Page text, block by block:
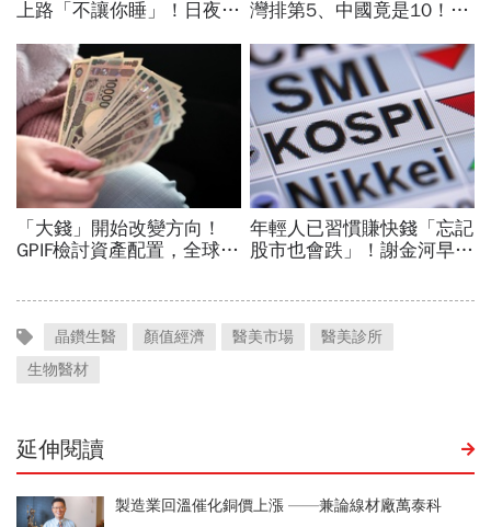
晶鑽生醫 顏值經濟 醫美市場
醫美診所
生物醫材
延伸閱讀
製造業回溫催化銅價上漲 ——兼論線材廠萬泰科